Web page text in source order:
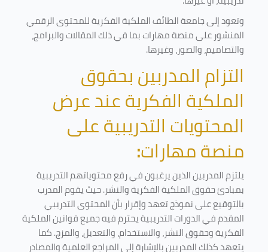
وتعود إلى جامعة الطائف الملكية الفكرية للمحتوى الرقمي
المنشور على منصة مهارات بما في ذلك المقالات والبرامج،
والتصاميم، والصور، وغيرها.
التزام المدربين بحقوق
الملكية الفكرية عند عرض
المحتويات التدريبية على
منصة مهارات:
يلتزم المدربين الذين يرغبون في رفع محتوياتهم التدريبية
بمبادئ حقوق الملكية الفكرية والنشر. حيث يقوم المدرب
بالتوقيع على نموذج تعهد وإقرار بأن المحتوى التدريبي
المقدم في الدورات التدريبية يحترم فيه جميع قوانين الملكية
الفكرية وحقوق النشر، والاستخدام، والتعديل، والمزج. كما
يتعهد كذلك المدربين بالإشارة إلى المراجع العلمية والمصادر